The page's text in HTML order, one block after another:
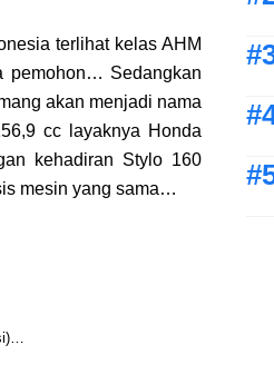
terlihat kelas AHM
pemohon… Sedangkan
akan menjadi nama
cc layaknya Honda
kehadiran Stylo 160
mesin yang sama…